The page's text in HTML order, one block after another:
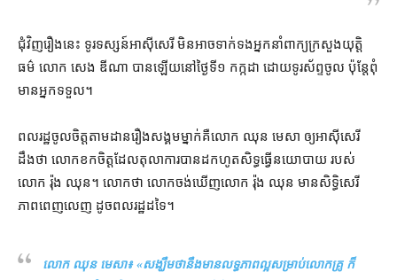
ជុំវិញ​រឿង​នេះ ទូរទស្សន៍​អាស៊ីសេរី មិនអាច​ទាក់ទង​អ្នកនាំពាក្យ​ក្រសួង​យុត្តិ
ធម៌ លោក សេង ឌីណា បាន​ឡើយ​នៅ​ថ្ងៃទី១ កក្កដា ដោយ​ទូរស័ព្ទ​ចូល ប៉ុន្តែ​ពុំ​
មាន​អ្នក​ទទួល។
ពលរដ្ឋ​ចូលចិត្ត​តាមដាន​រឿង​សង្គម​ម្នាក់​គឺ​លោក ឈុន មេសា ឲ្យ​អាស៊ីសេរី
ដឹង​ថា លោក​ខកចិត្ត​ដែល​តុលាការ​បាន​ដកហូត​សិទ្ធ​ធ្វើ​នយោបាយ របស់​
លោក រ៉ុង ឈុន​។ លោក​ថា លោក​ចង់​ឃើញ​លោក រ៉ុង ឈុន មាន​សិទ្ធិ​សេរី
ភាព​ពេញលេញ ដូច​ពលរដ្ឋ​ដទៃ។
លោក ឈុន មេសា៖ «​សង្ឃឹមថានឹង​មានលទ្ធភាព​ល្អ​សម្រាប់​លោកគ្រូ ក៏